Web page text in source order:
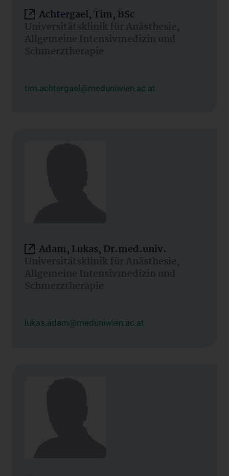
Achtergael, Tim, BSc
Universitätsklinik für Anästhesie,
Allgemeine Intensivmedizin und
Schmerztherapie
tim.achtergael@meduniwien.ac.at
Adam, Lukas, Dr.med.univ.
Universitätsklinik für Anästhesie,
Allgemeine Intensivmedizin und
Schmerztherapie
lukas.adam@meduniwien.ac.at